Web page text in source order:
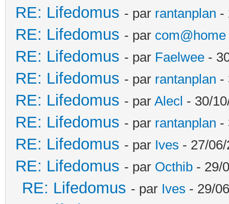
RE: Lifedomus - par rantanplan -
RE: Lifedomus - par com@home
RE: Lifedomus - par Faelwee -
RE: Lifedomus - par rantanplan -
RE: Lifedomus - par Alecl - 30/
RE: Lifedomus - par rantanplan -
RE: Lifedomus - par Ives - 27/
RE: Lifedomus - par Octhib - 29/
RE: Lifedomus - par Ives - 29/